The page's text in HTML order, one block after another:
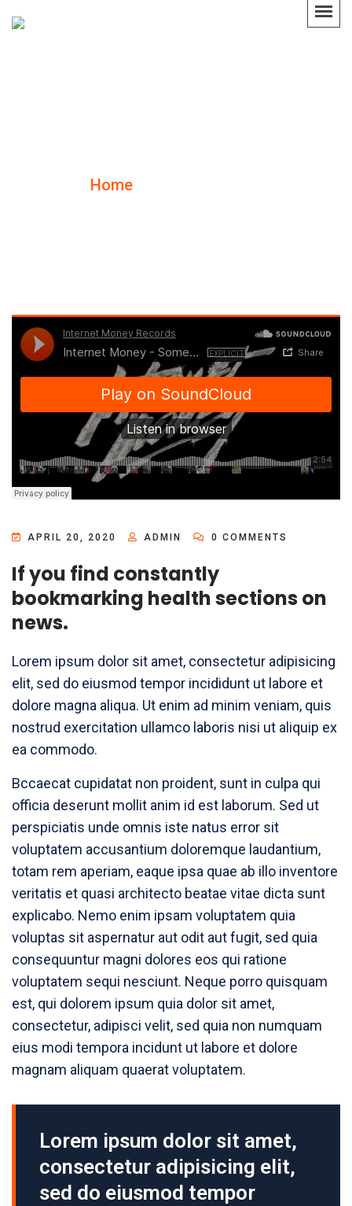
Home
APRIL 20, 2020 ADMIN 0 COMMENTS
If you find constantly
bookmarking health sections on
news.
Lorem ipsum dolor sit amet, consectetur adipisicing
elit, sed do eiusmod tempor incididunt ut labore et
dolore magna aliqua. Ut enim ad minim veniam, quis
nostrud exercitation ullamco laboris nisi ut aliquip ex
ea commodo.
Bccaecat cupidatat non proident, sunt in culpa qui
officia deserunt mollit anim id est laborum. Sed ut
perspiciatis unde omnis iste natus error sit
voluptatem accusantium doloremque laudantium,
totam rem aperiam, eaque ipsa quae ab illo inventore
veritatis et quasi architecto beatae vitae dicta sunt
explicabo. Nemo enim ipsam voluptatem quia
voluptas sit aspernatur aut odit aut fugit, sed quia
consequuntur magni dolores eos qui ratione
voluptatem sequi nesciunt. Neque porro quisquam
est, qui dolorem ipsum quia dolor sit amet,
consectetur, adipisci velit, sed quia non numquam
eius modi tempora incidunt ut labore et dolore
magnam aliquam quaerat voluptatem.
Lorem ipsum dolor sit amet,
consectetur adipisicing elit,
sed do eiusmod tempor